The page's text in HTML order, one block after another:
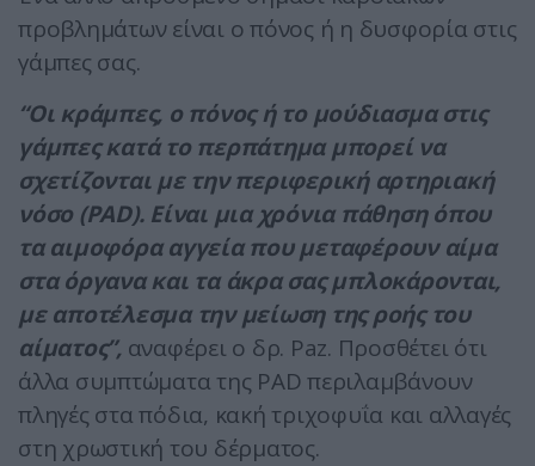
προβλημάτων είναι ο πόνος ή η δυσφορία στις
γάμπες σας.
“Οι κράμπες, ο πόνος ή το μούδιασμα στις
γάμπες κατά το περπάτημα μπορεί να
σχετίζονται με την περιφερική αρτηριακή
νόσο (PAD). Είναι μια χρόνια πάθηση όπου
τα αιμοφόρα αγγεία που μεταφέρουν αίμα
στα όργανα και τα άκρα σας μπλοκάρονται,
με αποτέλεσμα την μείωση της ροής του
αίματος”, αναφέρει ο δρ. Paz. Προσθέτει ότι
άλλα συμπτώματα της PAD περιλαμβάνουν
πληγές στα πόδια, κακή τριχοφυΐα και αλλαγές
στη χρωστική του δέρματος.